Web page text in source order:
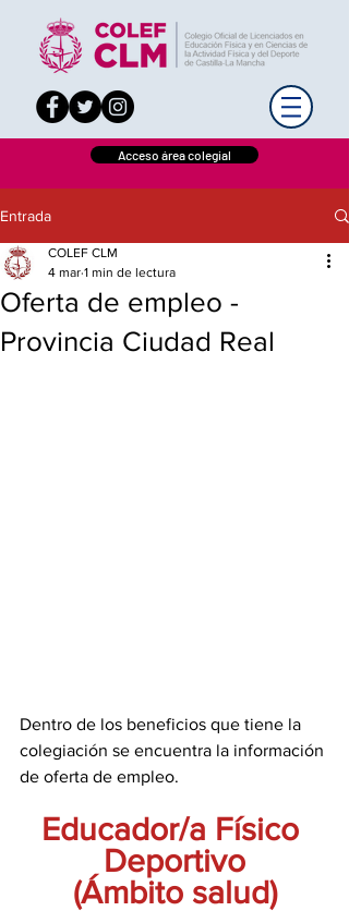
Acceso área colegial
Entrada
Oferta de empleo -
Provincia Ciudad Real
COLEF CLM
4 mar 1 min de lectura
Dentro de los beneficios que tiene la
colegiación se encuentra la información
de oferta de empleo.
Educador/a Físico
Deportivo
(Ámbito salud)